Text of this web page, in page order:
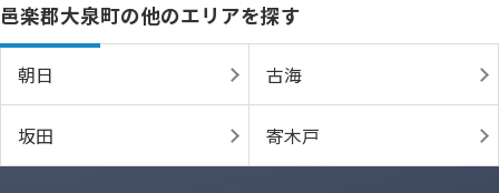
邑楽郡大泉町の他のエリアを探す
朝日 古海
坂田 寄木戸